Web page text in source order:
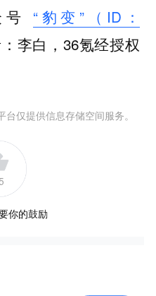
号 “豹变”（ID：
：李白，36氪经授权
仅提供信息存储空间服务。
你的鼓励